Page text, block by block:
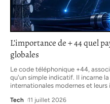
L’importance de + 44 quel
globales
Le code téléphonique +44,
qu'un simple indicatif. Il incarne
internationales modernes et
Tech 11 juillet 2026